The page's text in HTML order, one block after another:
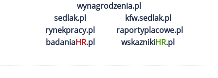
wynagrodzenia.pl
sedlak.pl
kfw.sedlak.pl
rynekpracy.pl
raportyplacowe.pl
badaniaHR.pl wskaznikiHR.pl